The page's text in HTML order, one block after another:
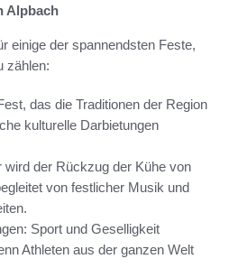
Alpbach
einige der spannendsten Feste,
zählen:
das die Traditionen der Region
kulturelle Darbietungen
wird der Rückzug der Kühe von
von festlicher Musik und
Sport und Geselligkeit
Athleten aus der ganzen Welt